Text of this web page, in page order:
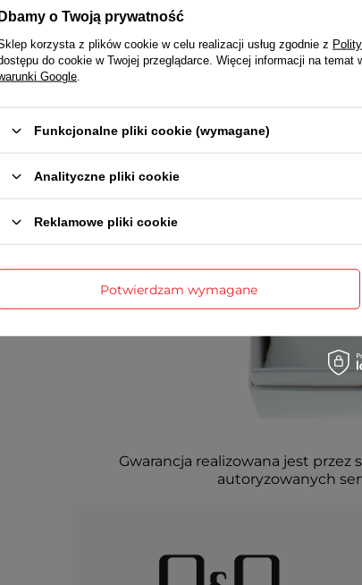
Gwarancja realizowana jest przez
autoryzowanych
o Twoją prywatność
korzysta z plików cookie w celu realizacji usług zgodnie z
do cookie w Twojej przeglądarce. Więcej informacji na
Google
Funkcjonalne pliki cookie (wymagane)
Analityczne pliki cookie
Reklamowe pliki cookie
Potwierdzam wymagane